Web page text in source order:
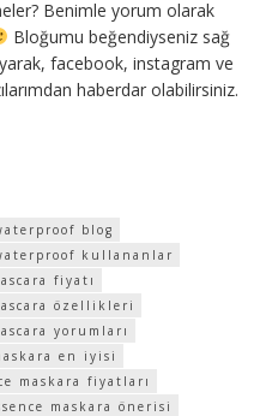
Benimle yorum olarak
Bloğumu beğendiyseniz sağ
facebook, instagram ve
haberdar olabilirsiniz.
blog
kullananlar
fiyatı
özellikleri
yorumları
en iyisi
maskara fiyatları
maskara önerisi